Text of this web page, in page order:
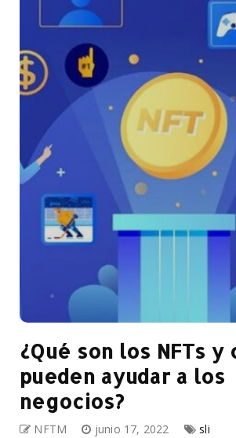
¿Qué son los NFTs y
pueden ayudar a los
negocios?
NFTM junio 17, 2022 sli